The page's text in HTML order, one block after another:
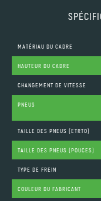
MATÉRIAU DU CADRE
HAUTEUR DU CADRE
CHANGEMENT DE VITESSE
PNEUS
TAILLE DES PNEUS (ETRTO)
TAILLE DES PNEUS (POUCES)
TYPE DE FREIN
COULEUR DU FABRICANT